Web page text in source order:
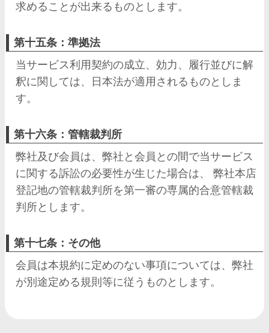
求めることが出来るものとします。
第十五条：準拠法
当サービス利用契約の成立、効力、履行並びに解
釈に関しては、日本法が適用されるものとしま
す。
第十六条：管轄裁判所
弊社及び会員は、弊社と会員との間で当サービス
に関する訴訟の必要性が生じた場合は、 弊社本店
登記地の管轄裁判所を第一審の専属的合意管轄裁
判所とします。
第十七条：その他
会員は本規約に定めのない事項については、弊社
が別途定める規則等に従うものとします。